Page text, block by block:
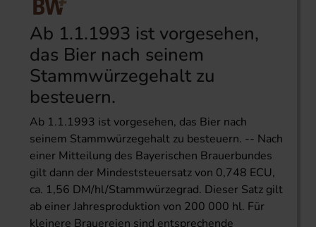
Ab 1.1.1993 ist vorgesehen,
das Bier nach seinem
Stammwürzegehalt zu
besteuern.
Ab 1.1.1993 ist vorgesehen, das Bier nach
seinem Stammwürzegehalt zu besteuern. -- Nach
einer Mitteilung des Bayerischen Brauerbundes
gilt dann der Mindeststeuersatz von 0,748 ECU,
ca. 1,56 DM/hl/Stammwürzegrad. Dieser Satz gilt
ab einer Jahresproduktion von 200 000 hl. Für
kleinere Brauereien sind entsprechende